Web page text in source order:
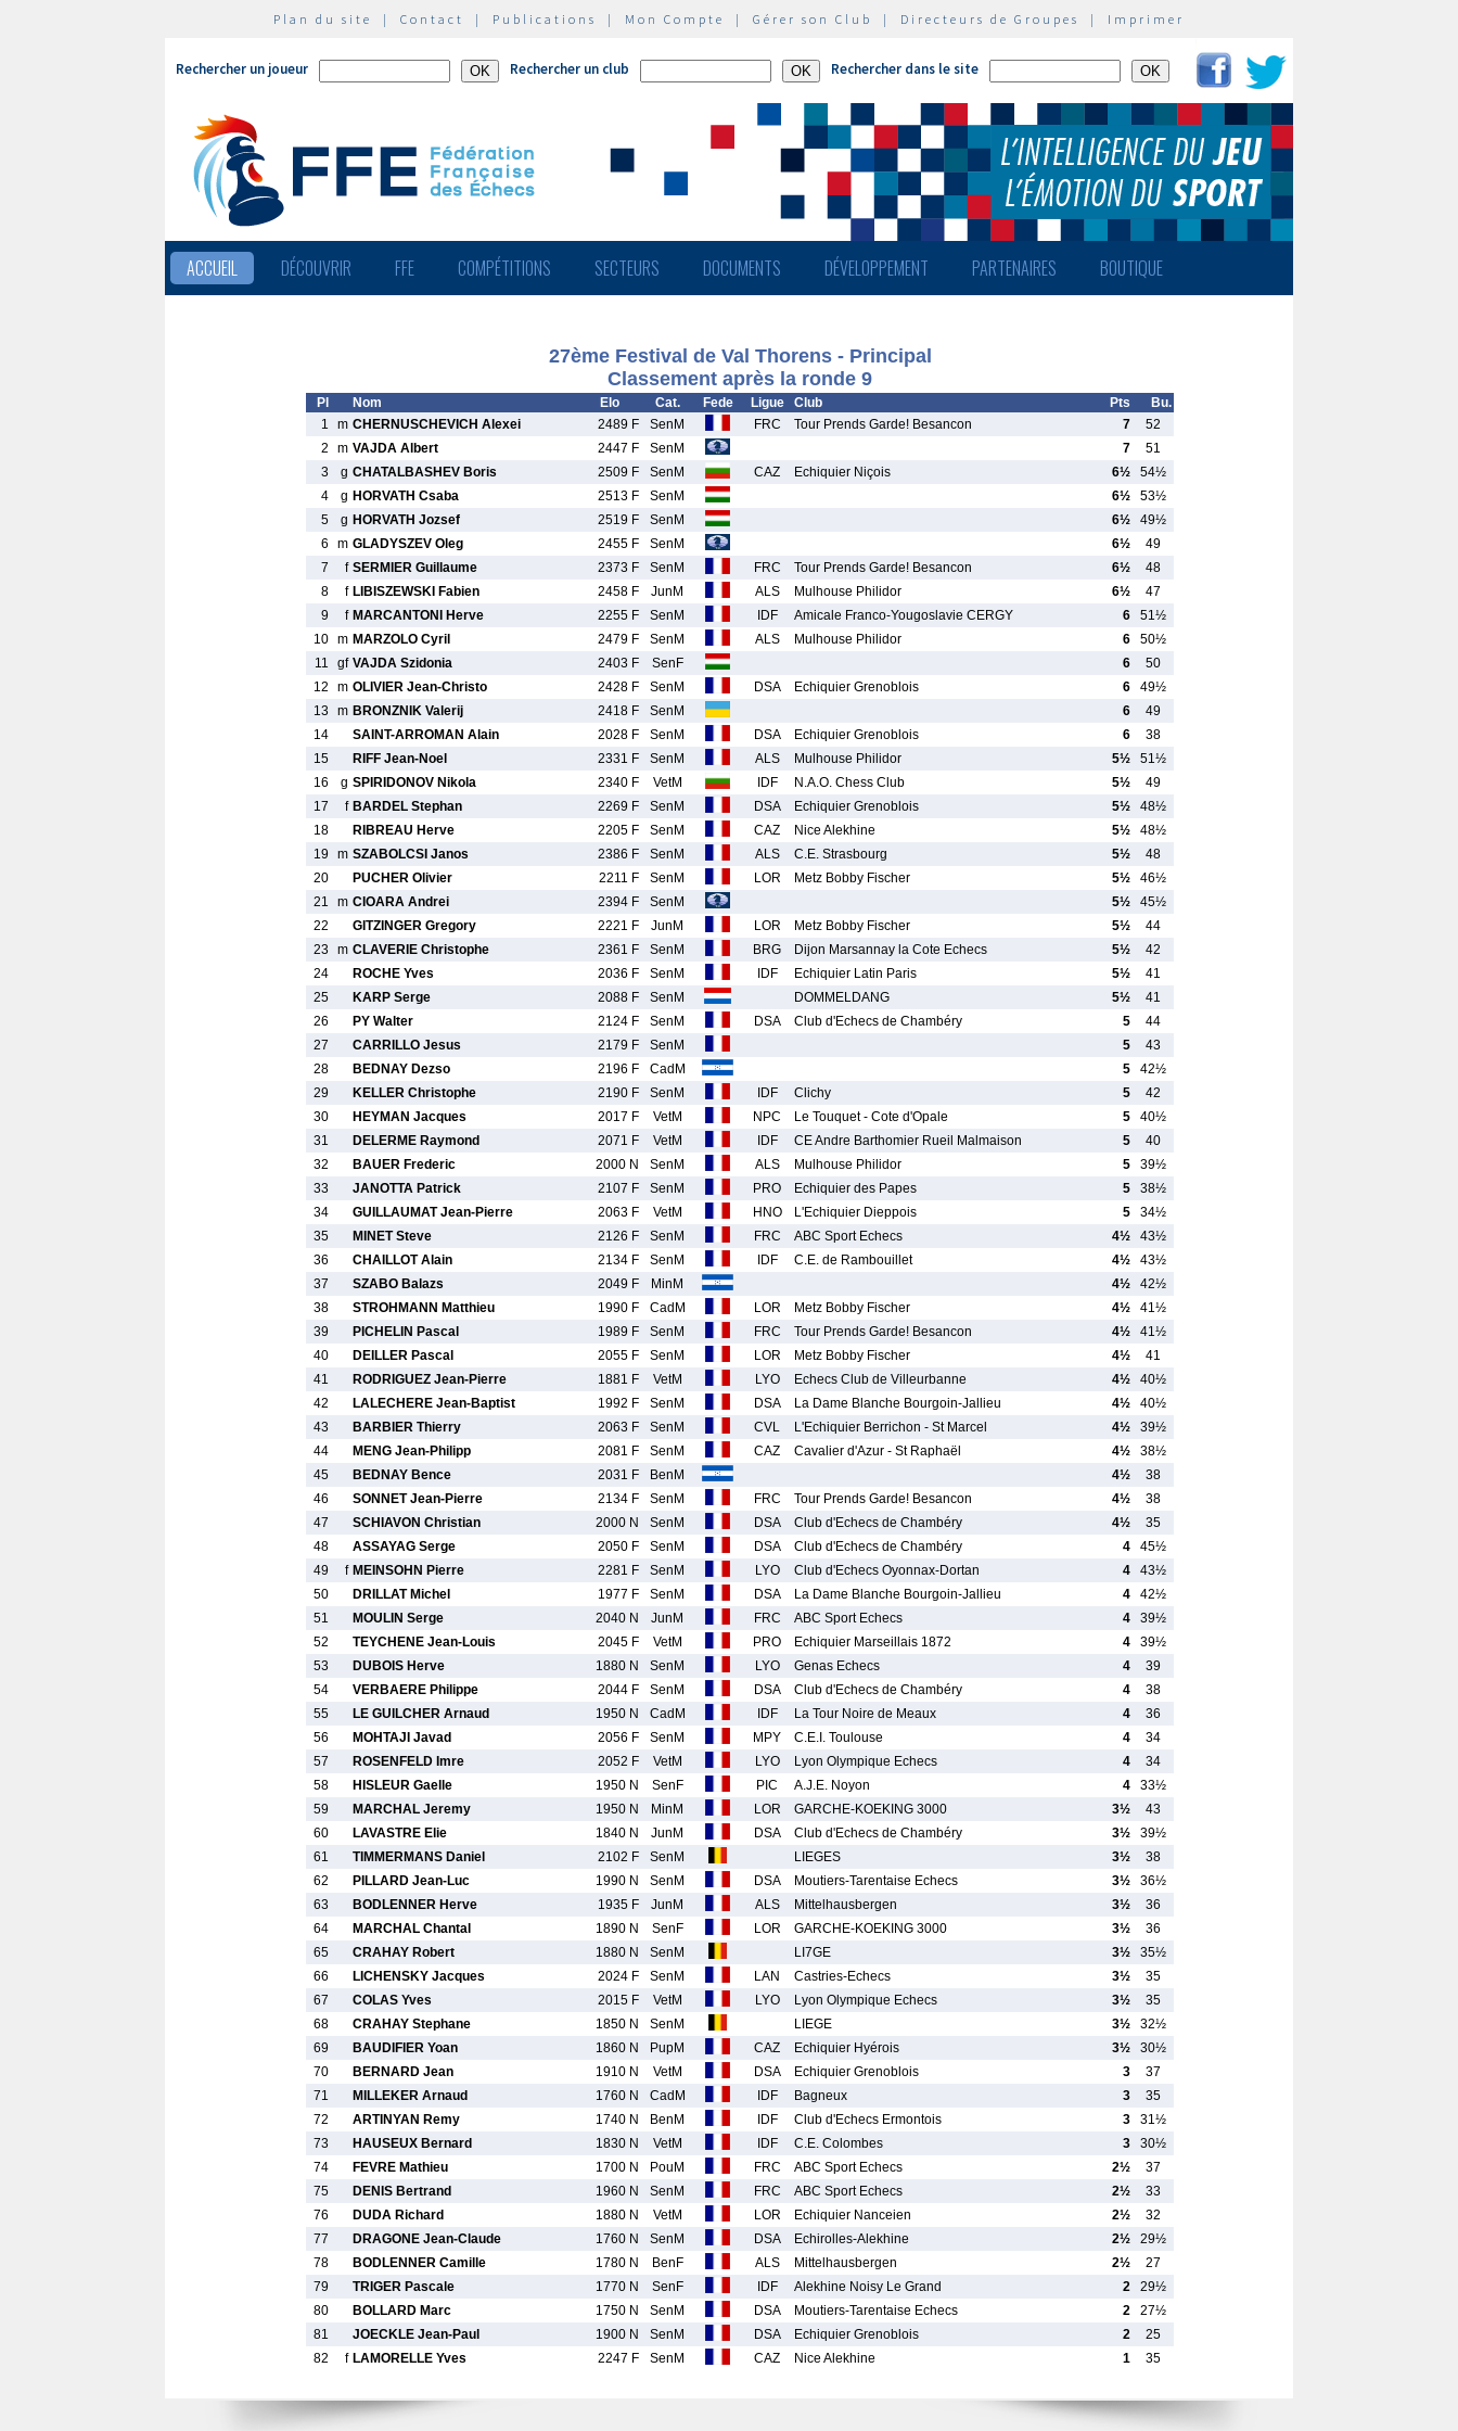
Plan du site | Contact | Publications | Mon Compte | Gérer son Club | Directeurs de Groupes | Imprimer
Rechercher un joueur Rechercher un club Rechercher dans le site
ACCUEIL DÉCOUVRIR FFE COMPÉTITIONS SECTEURS DOCUMENTS DÉVELOPPEMENT PARTENAIRES BOUTIQUE
27ème Festival de Val Thorens - Principal
Classement après la ronde 9
Pl Nom Elo Cat. Fede Ligue Club Pts
Bu.
1
m CHERNUSCHEVICH Alexei 2489 F SenM FRC Tour Prends Garde! Besancon 7
52
2
m VAJDA Albert 2447 F SenM 7
51
3
g CHATALBASHEV Boris 2509 F SenM CAZ Echiquier Niçois 6½
54½
4
g HORVATH Csaba 2513 F SenM 6½
53½
5
g HORVATH Jozsef 2519 F SenM 6½
49½
6
m GLADYSZEV Oleg 2455 F SenM 6½
49
7
f SERMIER Guillaume 2373 F SenM FRC Tour Prends Garde! Besancon 6½
48
8
f LIBISZEWSKI Fabien 2458 F JunM ALS Mulhouse Philidor 6½
47
9
f MARCANTONI Herve 2255 F SenM IDF Amicale Franco-Yougoslavie CERGY 6
51½
10 m MARZOLO Cyril 2479 F SenM ALS Mulhouse Philidor 6
50½
11
gf VAJDA Szidonia 2403 F SenF 6
50
12
m OLIVIER Jean-Christo 2428 F SenM DSA Echiquier Grenoblois 6
49½
13
m BRONZNIK Valerij 2418 F SenM 6
49
14
SAINT-ARROMAN Alain 2028 F SenM DSA Echiquier Grenoblois 6
38
15
RIFF Jean-Noel 2331 F SenM ALS Mulhouse Philidor 5½
51½
16
g SPIRIDONOV Nikola 2340 F VetM IDF N.A.O. Chess Club 5½
49
17
f BARDEL Stephan 2269 F SenM DSA Echiquier Grenoblois 5½
48½
18
RIBREAU Herve 2205 F SenM CAZ Nice Alekhine 5½
48½
19
m SZABOLCSI Janos 2386 F SenM ALS C.E. Strasbourg 5½
48
20
PUCHER Olivier 2211 F SenM LOR Metz Bobby Fischer 5½
46½
21
m CIOARA Andrei 2394 F SenM 5½
45½
22
GITZINGER Gregory 2221 F JunM LOR Metz Bobby Fischer 5½
44
23
m CLAVERIE Christophe 2361 F SenM BRG Dijon Marsannay la Cote Echecs 5½
42
24
ROCHE Yves 2036 F SenM IDF Echiquier Latin Paris 5½
41
25
KARP Serge 2088 F SenM DOMMELDANG 5½
41
26
PY Walter 2124 F SenM DSA Club d'Echecs de Chambéry 5
44
27
CARRILLO Jesus 2179 F SenM 5
43
28
BEDNAY Dezso 2196 F CadM 5
42½
29
KELLER Christophe 2190 F SenM IDF Clichy 5
42
30
HEYMAN Jacques 2017 F VetM NPC Le Touquet - Cote d'Opale 5
40½
31
DELERME Raymond 2071 F VetM IDF CE Andre Barthomier Rueil Malmaison 5
40
32
BAUER Frederic 2000 N SenM ALS Mulhouse Philidor 5
39½
33
JANOTTA Patrick 2107 F SenM PRO Echiquier des Papes 5
38½
34
GUILLAUMAT Jean-Pierre 2063 F VetM HNO L'Echiquier Dieppois 5
34½
35
MINET Steve 2126 F SenM FRC ABC Sport Echecs 4½
43½
36
CHAILLOT Alain 2134 F SenM IDF C.E. de Rambouillet 4½
43½
37
SZABO Balazs 2049 F MinM 4½
42½
38
STROHMANN Matthieu 1990 F CadM LOR Metz Bobby Fischer 4½
41½
39
PICHELIN Pascal 1989 F SenM FRC Tour Prends Garde! Besancon 4½
41½
40
DEILLER Pascal 2055 F SenM LOR Metz Bobby Fischer 4½
41
41
RODRIGUEZ Jean-Pierre 1881 F VetM LYO Echecs Club de Villeurbanne 4½
40½
42
LALECHERE Jean-Baptist 1992 F SenM DSA La Dame Blanche Bourgoin-Jallieu 4½
40½
43
BARBIER Thierry 2063 F SenM CVL L'Echiquier Berrichon - St Marcel 4½
39½
44
MENG Jean-Philipp 2081 F SenM CAZ Cavalier d'Azur - St Raphaël 4½
38½
45
BEDNAY Bence 2031 F BenM 4½
38
46
SONNET Jean-Pierre 2134 F SenM FRC Tour Prends Garde! Besancon 4½
38
47
SCHIAVON Christian 2000 N SenM DSA Club d'Echecs de Chambéry 4½
35
48
ASSAYAG Serge 2050 F SenM DSA Club d'Echecs de Chambéry 4
45½
49
f MEINSOHN Pierre 2281 F SenM LYO Club d'Echecs Oyonnax-Dortan 4
43½
50
DRILLAT Michel 1977 F SenM DSA La Dame Blanche Bourgoin-Jallieu 4
42½
51
MOULIN Serge 2040 N JunM FRC ABC Sport Echecs 4
39½
52
TEYCHENE Jean-Louis 2045 F VetM PRO Echiquier Marseillais 1872 4
39½
53
DUBOIS Herve 1880 N SenM LYO Genas Echecs 4
39
54
VERBAERE Philippe 2044 F SenM DSA Club d'Echecs de Chambéry 4
38
55
LE GUILCHER Arnaud 1950 N CadM IDF La Tour Noire de Meaux 4
36
56
MOHTAJI Javad 2056 F SenM MPY C.E.I. Toulouse 4
34
57
ROSENFELD Imre 2052 F VetM LYO Lyon Olympique Echecs 4
34
58
HISLEUR Gaelle 1950 N SenF PIC A.J.E. Noyon 4
33½
59
MARCHAL Jeremy 1950 N MinM LOR GARCHE-KOEKING 3000 3½
43
60
LAVASTRE Elie 1840 N JunM DSA Club d'Echecs de Chambéry 3½
39½
61
TIMMERMANS Daniel 2102 F SenM LIEGES 3½
38
62
PILLARD Jean-Luc 1990 N SenM DSA Moutiers-Tarentaise Echecs 3½
36½
63
BODLENNER Herve 1935 F JunM ALS Mittelhausbergen 3½
36
64
MARCHAL Chantal 1890 N SenF LOR GARCHE-KOEKING 3000 3½
36
65
CRAHAY Robert 1880 N SenM LI7GE 3½
35½
66
LICHENSKY Jacques 2024 F SenM LAN Castries-Echecs 3½
35
67
COLAS Yves 2015 F VetM LYO Lyon Olympique Echecs 3½
35
68
CRAHAY Stephane 1850 N SenM LIEGE 3½
32½
69
BAUDIFIER Yoan 1860 N PupM CAZ Echiquier Hyérois 3½
30½
70
BERNARD Jean 1910 N VetM DSA Echiquier Grenoblois 3
37
71
MILLEKER Arnaud 1760 N CadM IDF Bagneux 3
35
72
ARTINYAN Remy 1740 N BenM IDF Club d'Echecs Ermontois 3
31½
73
HAUSEUX Bernard 1830 N VetM IDF C.E. Colombes 3
30½
74
FEVRE Mathieu 1700 N PouM FRC ABC Sport Echecs 2½
37
75
DENIS Bertrand 1960 N SenM FRC ABC Sport Echecs 2½
33
76
DUDA Richard 1880 N VetM LOR Echiquier Nanceien 2½
32
77
DRAGONE Jean-Claude 1760 N SenM DSA Echirolles-Alekhine 2½
29½
78
BODLENNER Camille 1780 N BenF ALS Mittelhausbergen 2½
27
79
TRIGER Pascale 1770 N SenF IDF Alekhine Noisy Le Grand 2
29½
80
BOLLARD Marc 1750 N SenM DSA Moutiers-Tarentaise Echecs 2
27½
81
JOECKLE Jean-Paul 1900 N SenM DSA Echiquier Grenoblois 2
25
82
f LAMORELLE Yves 2247 F SenM CAZ Nice Alekhine 1 35